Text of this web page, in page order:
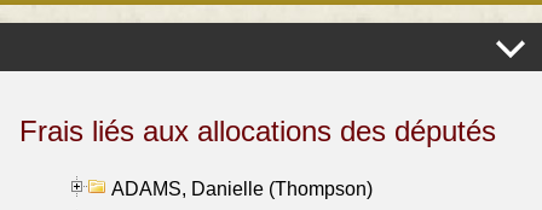
Frais liés aux allocations des députés
ADAMS, Danielle (Thompson)